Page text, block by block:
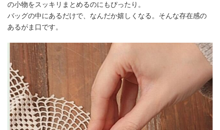
の小物をスッキリまとめるのにもぴったり。
バッグの中にあるだけで、なんだか嬉しくなる。そんな存在感の
あるがま口です。